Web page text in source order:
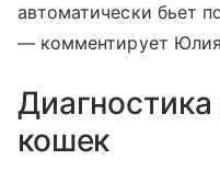
автоматически бьет
— комментирует
Диагностика
кошек